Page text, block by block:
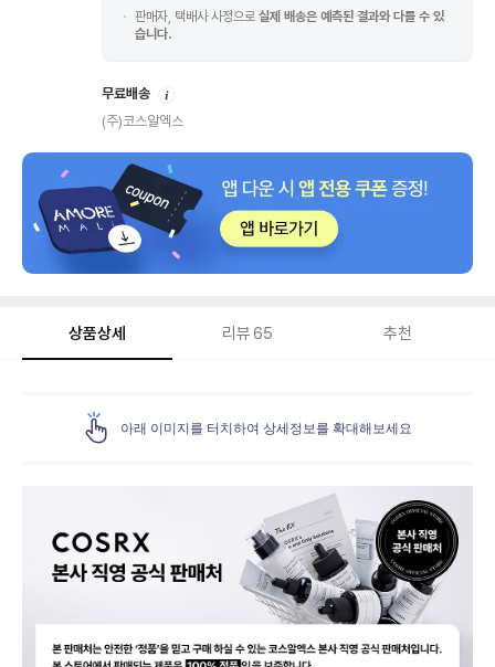
판매자, 택배사 사정으로 실제 배송은 예측된 결과와 다를 수 있
습니다.
무료배송
(주)코스알엑스
상품상세 리뷰65 추천
아래 이미지를 터치하여 상세정보를 확대해보세요